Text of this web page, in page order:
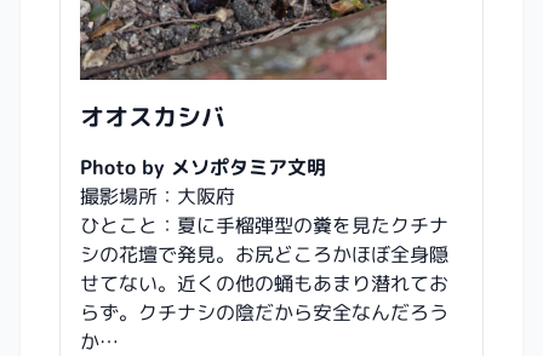
オオスカシバ
Photo by メソポタミア文明
撮影場所：大阪府
ひとこと：夏に手榴弾型の糞を見たクチナ
シの花壇で発見。お尻どころかほぼ全身隠
せてない。近くの他の蛹もあまり潜れてお
らず。クチナシの陰だから安全なんだろう
か…